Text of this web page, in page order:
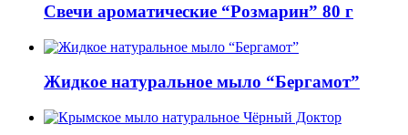
Свечи ароматические “Розмарин” 80 г
Жидкое натуральное мыло “Бергамот”